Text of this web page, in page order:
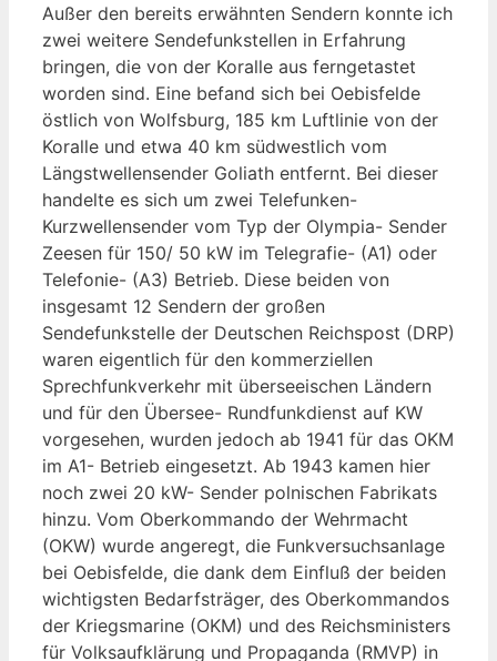
Außer den bereits erwähnten Sendern konnte ich
zwei weitere Sendefunkstellen in Erfahrung
bringen, die von der Koralle aus ferngetastet
worden sind. Eine befand sich bei Oebisfelde
östlich von Wolfsburg, 185 km Luftlinie von der
Koralle und etwa 40 km südwestlich vom
Längstwellensender Goliath entfernt. Bei dieser
handelte es sich um zwei Telefunken-
Kurzwellensender vom Typ der Olympia- Sender
Zeesen für 150/ 50 kW im Telegrafie- (A1) oder
Telefonie- (A3) Betrieb. Diese beiden von
insgesamt 12 Sendern der großen
Sendefunkstelle der Deutschen Reichspost (DRP)
waren eigentlich für den kommerziellen
Sprechfunkverkehr mit überseeischen Ländern
und für den Übersee- Rundfunkdienst auf KW
vorgesehen, wurden jedoch ab 1941 für das OKM
im A1- Betrieb eingesetzt. Ab 1943 kamen hier
noch zwei 20 kW- Sender polnischen Fabrikats
hinzu. Vom Oberkommando der Wehrmacht
(OKW) wurde angeregt, die Funkversuchsanlage
bei Oebisfelde, die dank dem Einfluß der beiden
wichtigsten Bedarfsträger, des Oberkommandos
der Kriegsmarine (OKM) und des Reichsministers
für Volksaufklärung und Propaganda (RMVP) in